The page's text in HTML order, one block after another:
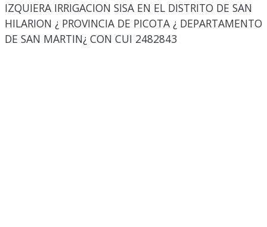
IZQUIERA IRRIGACION SISA EN EL DISTRITO DE SAN
HILARION ¿ PROVINCIA DE PICOTA ¿ DEPARTAMENTO
DE SAN MARTIN¿ CON CUI 2482843